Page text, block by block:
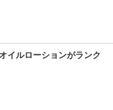
イルローションがランク